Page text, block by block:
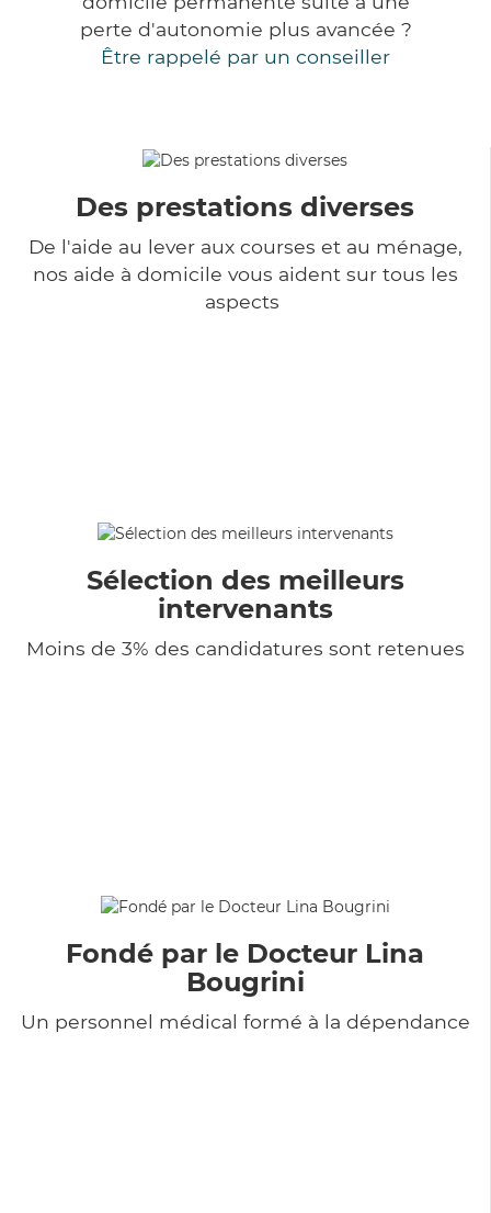
perte d'autonomie plus avancée ?
Être rappelé par un conseiller
Des prestations diverses
De l'aide au lever aux courses et au ménage,
nos aide à domicile vous aident sur tous les
aspects
Sélection des meilleurs
intervenants
Moins de 3% des candidatures sont retenues
Fondé par le Docteur Lina
Bougrini
Un personnel médical formé à la dépendance